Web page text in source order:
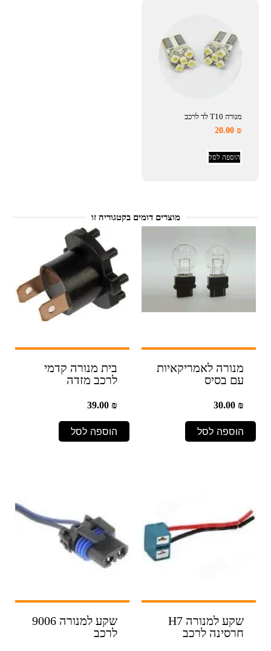
מנורה T10 לד לרכב
20.00₪
הוספה לסל
מוצרים דומים בקטגוריה זו
מנורה לאמריקאיות
עם בסיס
30.00₪
הוספה לסל
בית מנורה קדמי
לרכב מזדה
39.00₪
הוספה לסל
שקע למנורה H7
חרסינה לרכב
שקע למנורה 9006
לרכב